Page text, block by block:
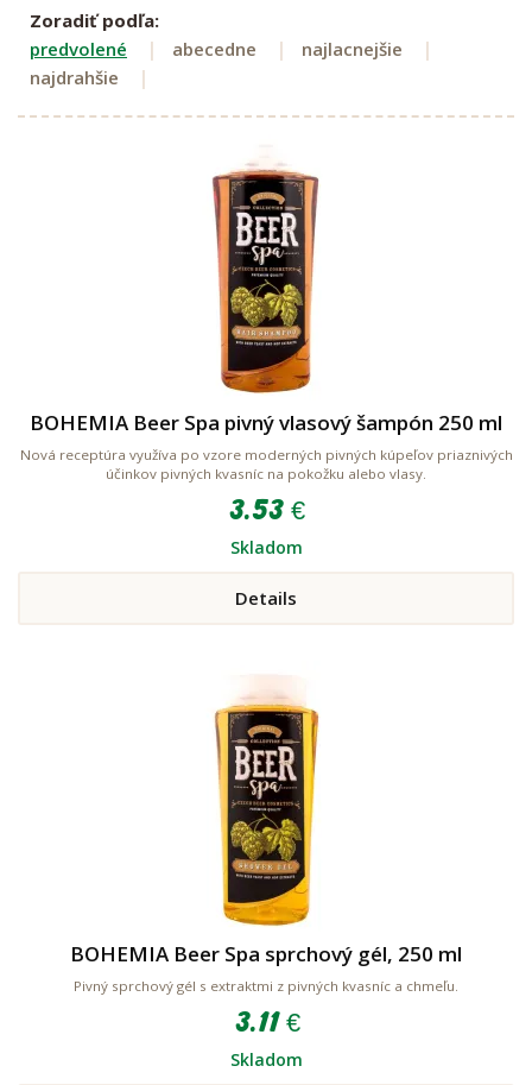
Zoradiť podľa:
predvolené
abecedne
najlacnejšie
najdrahšie
BOHEMIA Beer Spa pivný vlasový šampón 250 ml
Nová receptúra využíva po vzore moderných pivných kúpeľov priaznivých
účinkov pivných kvasníc na pokožku alebo vlasy.
3.53 €
Skladom
Details
BOHEMIA Beer Spa sprchový gél, 250 ml
Pivný sprchový gél s extraktmi z pivných kvasníc a chmeľu.
3.11 €
Skladom